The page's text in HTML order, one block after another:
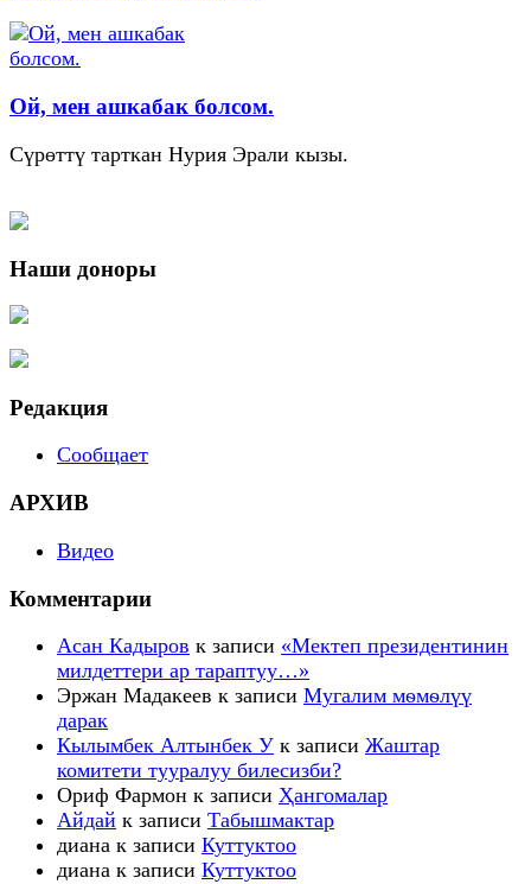
Ой, мен ашкабак болсом.
Сүрөттү тарткан Нурия Эрали кызы.
Наши доноры
Редакция
Сообщает
АРХИВ
Видео
Комментарии
Асан Кадыров к записи «Мектеп президентинин
милдеттери ар тараптуу…»
Эржан Мадакеев к записи Мугалим мѳмѳлүү
дарак
Кылымбек Алтынбек У к записи Жаштар
комитети тууралуу билесизби?
Ориф Фармон к записи Ҳангомалар
Айдай к записи Табышмактар
диана к записи Куттуктоо
диана к записи Куттуктоо